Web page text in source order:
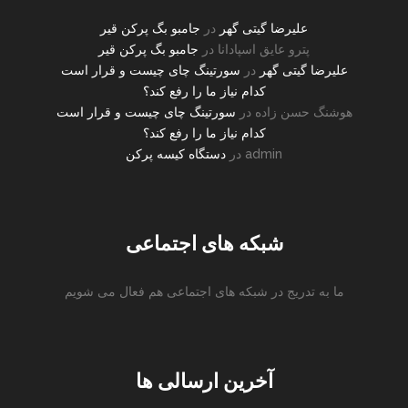
علیرضا گیتی گهر در جامبو بگ پرکن قیر
پترو عایق اسپادانا در جامبو بگ پرکن قیر
علیرضا گیتی گهر در سورتینگ چای چیست و قرار است
کدام نیاز ما را رفع کند؟
هوشنگ حسن زاده در سورتینگ چای چیست و قرار است
کدام نیاز ما را رفع کند؟
admin در دستگاه کیسه پرکن
شبکه های اجتماعی
ما به تدریج در شبکه های اجتماعی هم فعال می شویم
آخرین ارسالی ها